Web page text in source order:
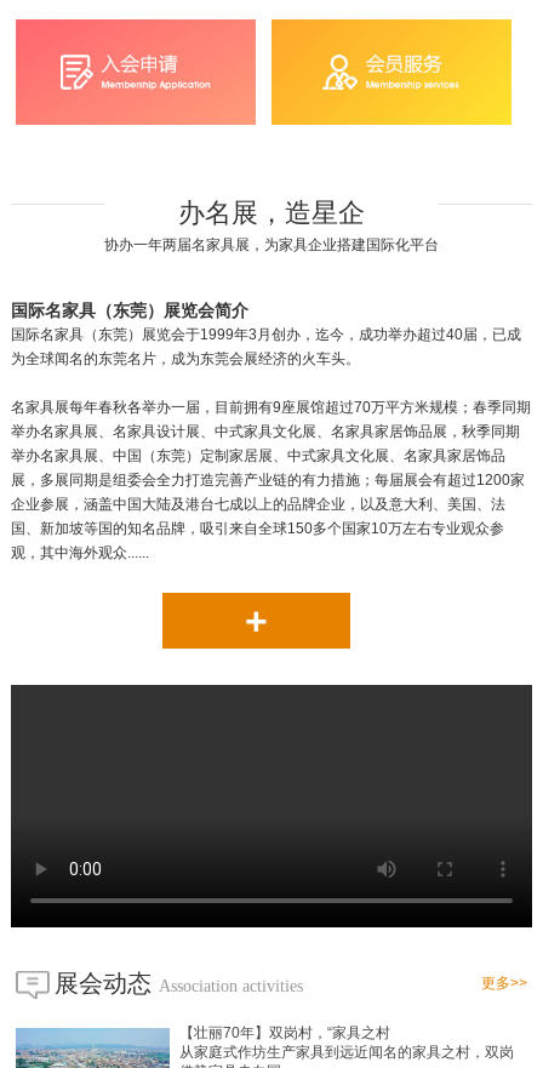
办名展，造星企
协办一年两届名家具展，为家具企业搭建国际化平台
国际名家具（东莞）展览会简介
国际名家具（东莞）展览会于1999年3月创办，迄今，成功举办超过40届，已成
为全球闻名的东莞名片，成为东莞会展经济的火车头。
名家具展每年春秋各举办一届，目前拥有9座展馆超过70万平方米规模；春季同期
举办名家具展、名家具设计展、中式家具文化展、名家具家居饰品展，秋季同期
举办名家具展、中国（东莞）定制家居展、中式家具文化展、名家具家居饰品
展，多展同期是组委会全力打造完善产业链的有力措施；每届展会有超过1200家
企业参展，涵盖中国大陆及港台七成以上的品牌企业，以及意大利、美国、法
国、新加坡等国的知名品牌，吸引来自全球150多个国家10万左右专业观众参
观，其中海外观众......
+
展会动态 Association activities 更多>>
【壮丽70年】双岗村，“家具之村
从家庭式作坊生产家具到远近闻名的家具之村，双岗